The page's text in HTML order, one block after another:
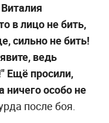
в лицо не бить,
сильно не бить!
ведь
Ещё просили,
ничего особо не
после боя.